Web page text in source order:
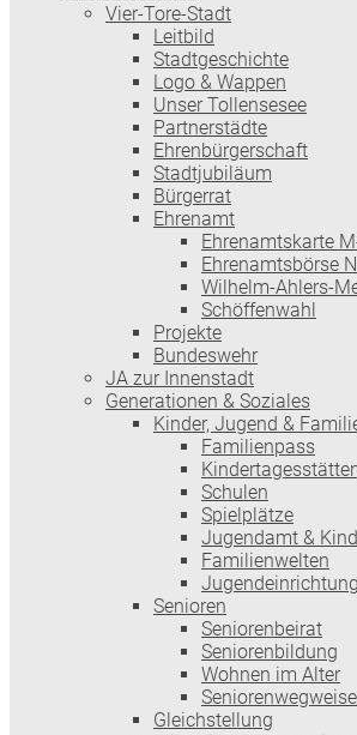
Vier-Tore-Stadt
Leitbild
Stadtgeschichte
Logo & Wappen
Unser Tollensesee
Partnerstädte
Ehrenbürgerschaft
Stadtjubiläum
Bürgerrat
Ehrenamt
Ehrenamtskarte
Ehrenamtsbörse
Wilhelm-Ahlers-
Schöffenwahl
Projekte
Bundeswehr
JA zur Innenstadt
Generationen & Soziales
Kinder, Jugend &
Familienpass
Schulen
Spielplätze
Jugendamt &
Familienwelten
Senioren
Seniorenbeirat
Seniorenbildung
Wohnen im Alter
Gleichstellung